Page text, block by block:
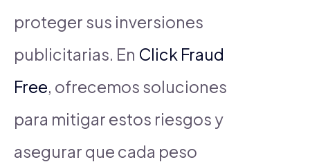
proteger sus inversiones
publicitarias. En Click Fraud
Free, ofrecemos soluciones
para mitigar estos riesgos y
asegurar que cada peso